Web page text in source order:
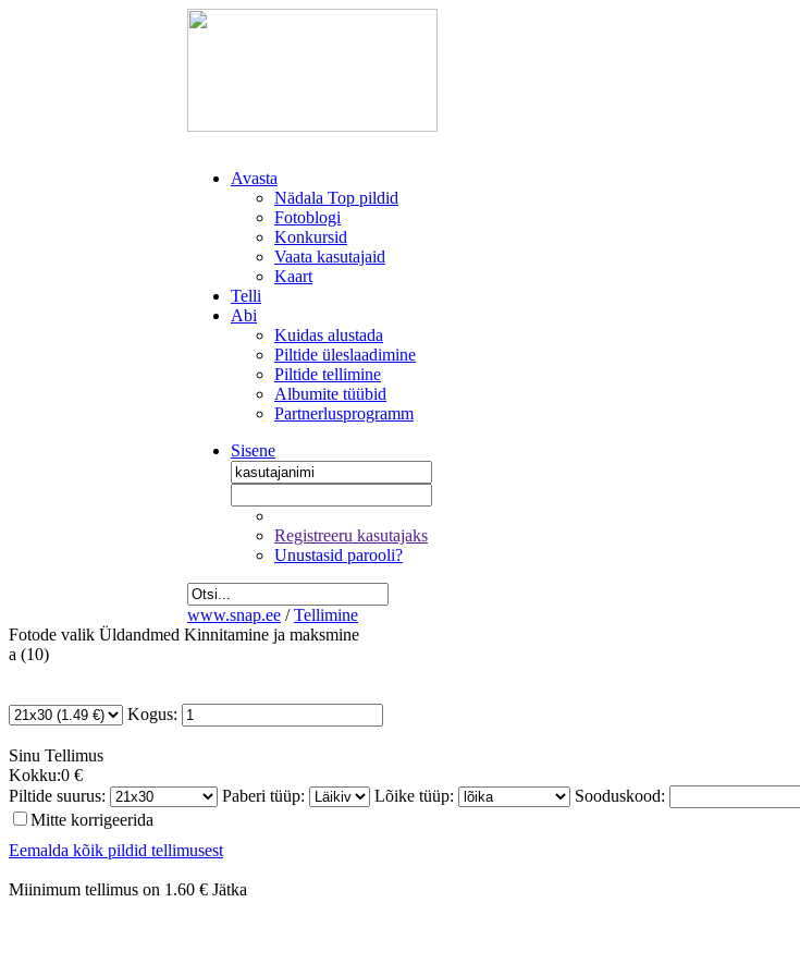
Avasta
Nädala Top pildid
Fotoblogi
Konkursid
Vaata kasutajaid
Kaart
Telli
Abi
Kuidas alustada
Piltide üleslaadimine
Piltide tellimine
Albumite tüübid
Partnerlusprogramm
Sisene
Registreeru kasutajaks
Unustasid parooli?
www.snap.ee / Tellimine
Fotode valik Üldandmed Kinnitamine ja maksmine
a (10)
Kogus:
Sinu Tellimus
Kokku:0 €
Piltide suurus:
Paberi tüüp: Lõike tüüp: Sooduskood:
Mitte korrigeerida
Eemalda kõik pildid tellimusest
Miinimum tellimus on 1.60 € Jätka